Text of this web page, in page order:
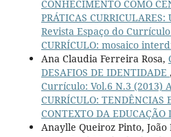
CONHECIMENTO COMO
PRÁTICAS
Revista Espaço do
CURRÍCULO: mosaico
Ana Claudia Ferreira Rosa,
DESAFIOS DE IDENTIDADE ,
Currículo: Vol.6 N.3 (2013)
CURRÍCULO: TENDÊNCIAS
CONTEXTO DA EDUCAÇÃO
Anaylle Queiroz Pinto,